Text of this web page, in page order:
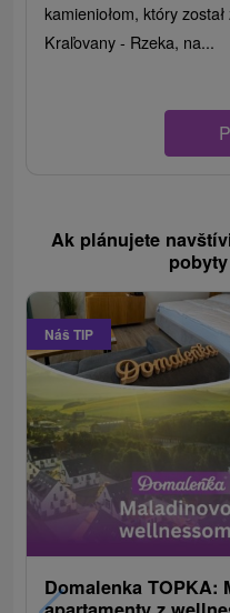
kamieniołom, który
Kraľovany - Rzeka, na...
Ak plánujete
Náš TIP
Domalenka